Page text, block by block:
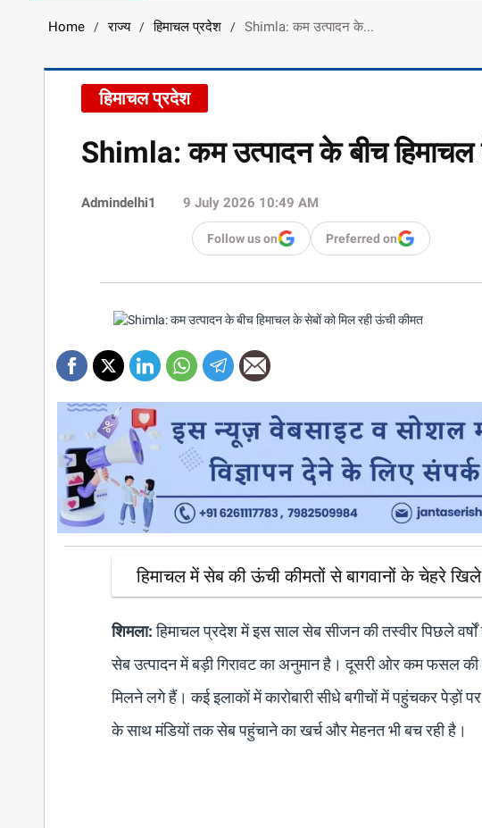
Home / राज्य / हिमाचल प्रदेश / Shimla: कम उत्पादन के...
हिमाचल प्रदेश
Shimla: कम उत्पादन के बीच
Admindelhi1 9 July 2026 10:49 AM
Follow us on Preferred on
हिमाचल में सेब की ऊंची कीमतों से बागवानों के चेहरे खिले
शिमला:हिमाचल प्रदेश में इस साल सेब सीजन की तस्वीर पिछले
सेब उत्पादन में बड़ी गिरावट का अनुमान है। दूसरी ओर कम फसल की
मिलने लगे हैं। कई इलाकों में कारोबारी सीधे बगीचों में पहुंचकर
के साथ मंडियों तक सेब पहुंचाने का खर्च और मेहनत भी बच रही है।